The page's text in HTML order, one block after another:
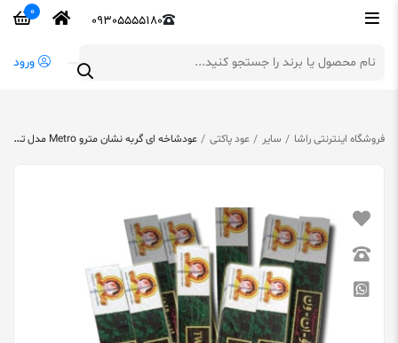
09305555180
0
ورود
فروشگاه اینترنتی راشا سایر عود پاکتی عودشاخه ای گربه نشان مترو Metro مدل تو-این-وان